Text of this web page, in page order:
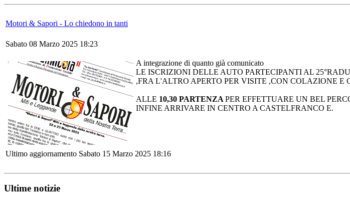
Motori & Sapori - Lo chiedono in tanti
Sabato 08 Marzo 2025 18:23
A integrazione di quanto già comunicato
LE ISCRIZIONI DELLE AUTO PARTECIPANTI AL
,FRA L'ALTRO APERTO PER VISITE ,CON COLAZIONE E
ALLE 10,30 PARTENZA PER EFFETTUARE UN BEL
INFINE ARRIVARE IN CENTRO A CASTELFRANCO E.
Ultimo aggiornamento Sabato 15 Marzo 2025 18:16
Ultime notizie